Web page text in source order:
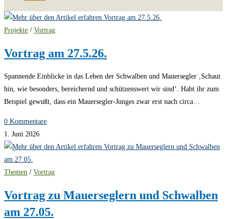
Projekte / Vortrag
Vortrag am 27.5.26.
Spannende Einblicke in das Leben der Schwalben und Mauersegler ‚Schaut
hin, wie besonders, bereichernd und schützenswert wir sind‘. Habt ihr zum
Beispiel gewußt, dass ein Mauersegler-Junges zwar erst nach circa…
0 Kommentare
1. Juni 2026
Themen / Vortrag
Vortrag zu Mauerseglern und Schwalben
am 27.05.